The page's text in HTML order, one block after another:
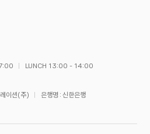
LUNCH 13:00 - 14:00
이션(주)
은행명 : 신한은행